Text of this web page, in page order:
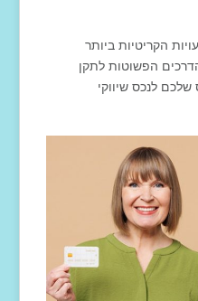
הקריטיות ביותר
הפשוטות לתקן
לנכס שיווקי